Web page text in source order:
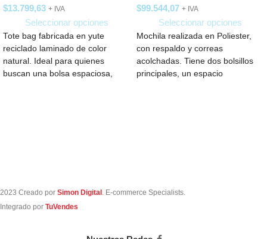
$13.799,63 + IVA
Seleccionar opciones
Tote bag fabricada en yute
reciclado laminado de color
natural. Ideal para quienes
buscan una bolsa espaciosa,
$99.544,07 + IVA
Seleccionar opciones
Mochila realizada en Poliester,
con respaldo y correas
acolchadas. Tiene dos bolsillos
principales, un espacio
2023 Creado por Simon Digital . E-commerce Specialists.
Integrado por TuVendes